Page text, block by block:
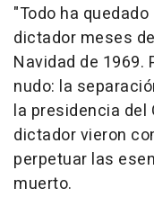
"Todo ha
dictador meses
Navidad de 1969.
nudo: la
la presidencia del
dictador vieron
perpetuar las
muerto.